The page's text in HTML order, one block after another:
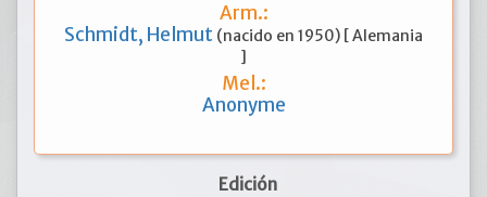
Arm.:
Schmidt, Helmut (nacido en 1950) [ Alemania
]
Mel.:
Anonyme
Edición